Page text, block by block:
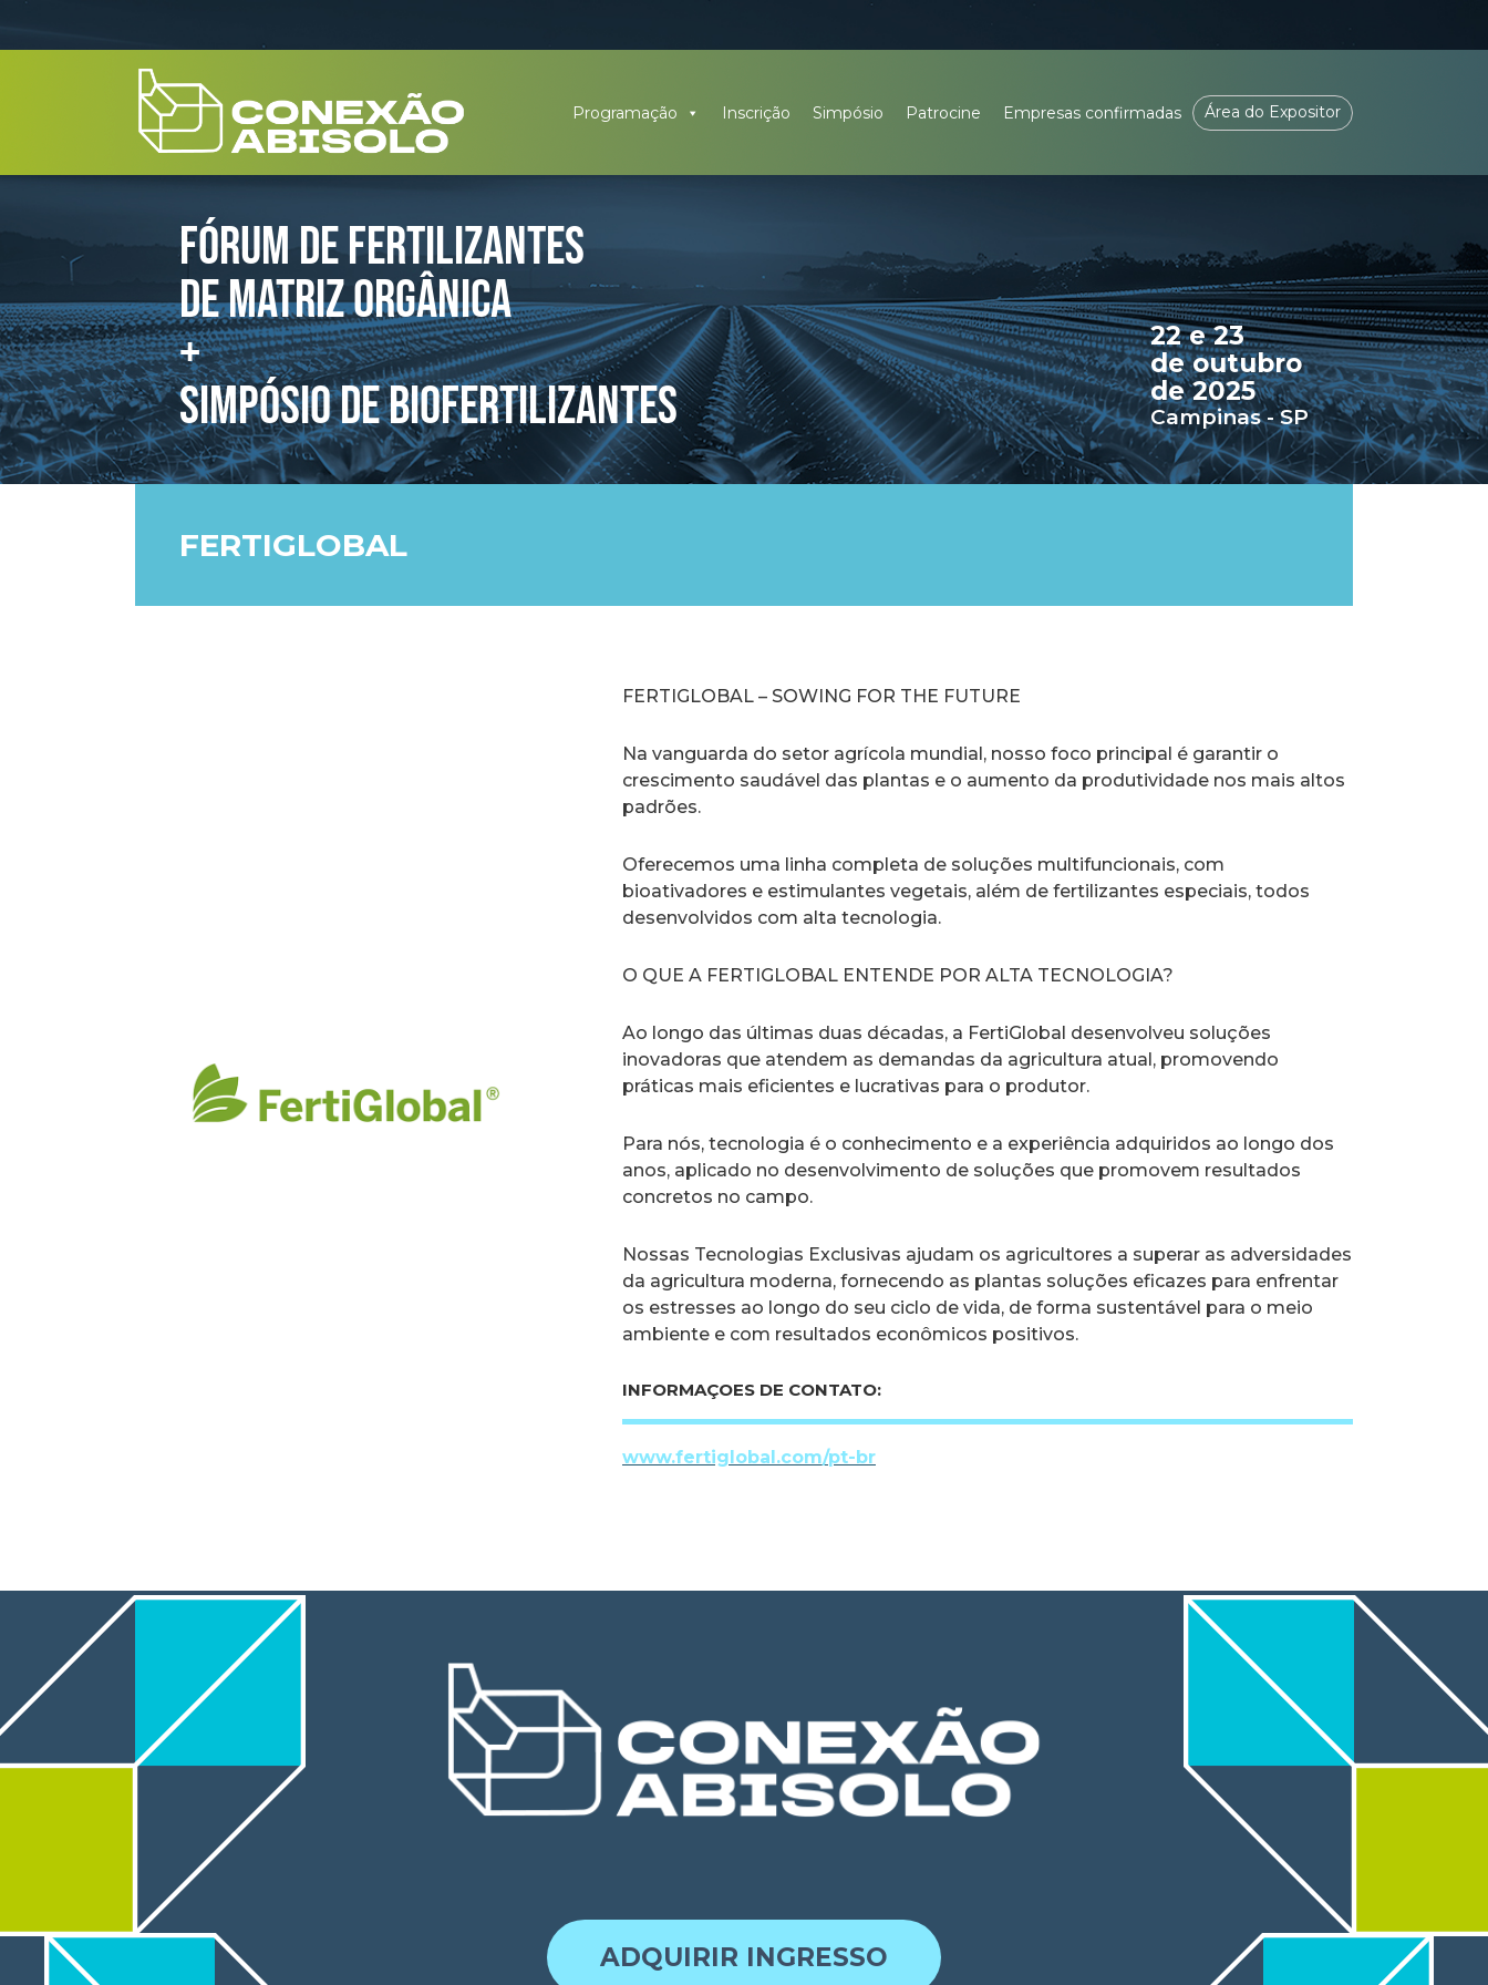
Programação Inscrição Simpósio Patrocine Empresas confirmadas Área do Expositor
FÓRUM DE FERTILIZANTES
DE MATRIZ ORGÂNICA
+
SIMPÓSIO DE BIOFERTILIZANTES
22 e 23
de outubro
de 2025
Campinas - SP
FERTIGLOBAL
FERTIGLOBAL – SOWING FOR THE FUTURE
​Na vanguarda do setor agrícola mundial, nosso foco principal é garantir o
crescimento saudável das plantas e o aumento da produtividade nos mais altos
padrões.
​Oferecemos uma linha completa de soluções multifuncionais, com
bioativadores e estimulantes vegetais, além de fertilizantes especiais, todos
desenvolvidos com alta tecnologia.
O QUE A FERTIGLOBAL ENTENDE POR ALTA TECNOLOGIA?
​Ao longo das últimas duas décadas, a FertiGlobal desenvolveu soluções
inovadoras que atendem as demandas da agricultura atual, promovendo
práticas mais eficientes e lucrativas para o produtor.
​Para nós, tecnologia é o conhecimento e a experiência adquiridos ao longo dos
anos, aplicado no desenvolvimento de soluções que promovem resultados
concretos no campo.
​Nossas Tecnologias Exclusivas ajudam os agricultores a superar as adversidades
da agricultura moderna, fornecendo as plantas soluções eficazes para enfrentar
os estresses ao longo do seu ciclo de vida, de forma sustentável para o meio
ambiente e com resultados econômicos positivos.
INFORMAÇOES DE CONTATO:
www.fertiglobal.com/pt-br
ADQUIRIR INGRESSO